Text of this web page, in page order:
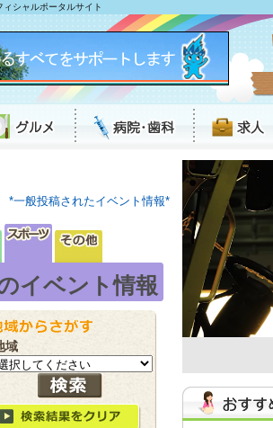
シャルポータルサイト
*一般投稿されたイベント情報*
イベント情報
域